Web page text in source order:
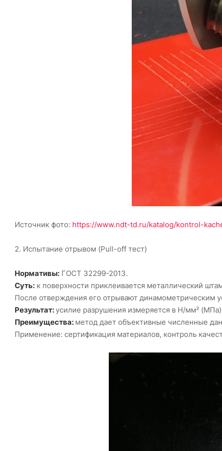
Источник фото: https://www.ndt-td.ru/katalog/kontrol-
2. Испытание отрывом (Pull-off тест)
Нормативы: ГОСТ 32299-2013.
Суть: к поверхности приклеивается металлический
После отверждения его отрывают динамометрическим
Результат:усилие разрушения измеряется в Н/мм²
Преимущества: метод дает объективные численные
Применение: сертификация материалов, контроль